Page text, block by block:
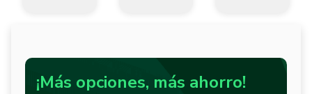
¡Más opciones, más ahorro!